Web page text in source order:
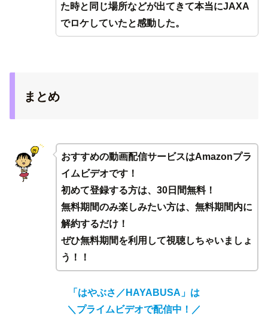
た時と同じ場所などが出てきて本当にJAXA
でロケしていたと感動した。
まとめ
おすすめの動画配信サービスはAmazonプラ
イムビデオです！
初めて登録する方は、30日間無料！
無料期間のみ楽しみたい方は、無料期間内に
解約するだけ！
ぜひ無料期間を利用して視聴しちゃいましょ
う！！
「はやぶさ／HAYABUSA」は
＼プライムビデオで配信中！／